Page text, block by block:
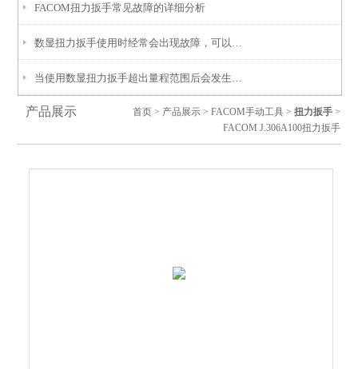
FACOM扭力扳手常见故障的详细分析
产品展示 首页> 产品展示> FACOM手动工具> 扭力扳手>
FACOM J.306A100扭力扳手